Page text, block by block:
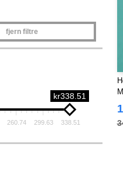
fjern filtre
kr338.51
260.74 299.63 338.51